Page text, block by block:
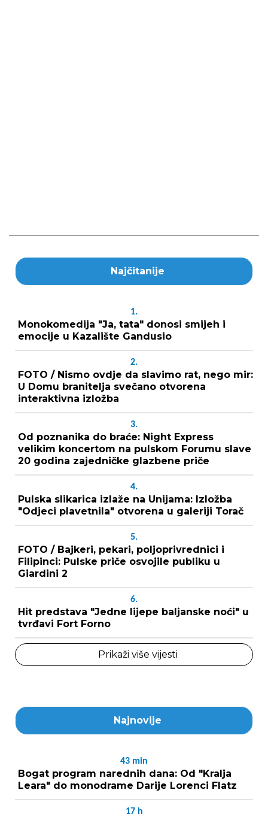
Najčitanije
1.
Monokomedija "Ja, tata" donosi smijeh i
emocije u Kazalište Gandusio
2.
FOTO / Nismo ovdje da slavimo rat, nego mir:
U Domu branitelja svečano otvorena
interaktivna izložba
3.
Od poznanika do braće: Night Express
velikim koncertom na pulskom Forumu slave
20 godina zajedničke glazbene priče
4.
Pulska slikarica izlaže na Unijama: Izložba
"Odjeci plavetnila" otvorena u galeriji Torač
5.
FOTO / Bajkeri, pekari, poljoprivrednici i
Filipinci: Pulske priče osvojile publiku u
Giardini 2
6.
Hit predstava "Jedne lijepe baljanske noći" u
tvrđavi Fort Forno
Prikaži više vijesti
Najnovije
43 min
Bogat program narednih dana: Od "Kralja
Leara" do monodrame Darije Lorenci Flatz
17 h